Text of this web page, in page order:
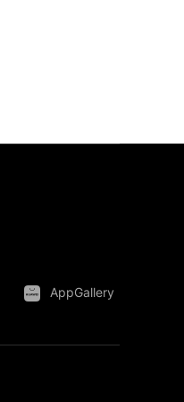
AppGallery